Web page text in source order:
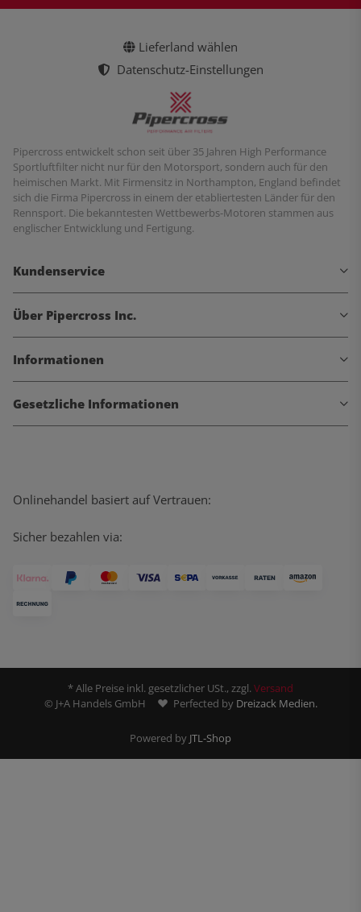
Lieferland wählen
Datenschutz-Einstellungen
Pipercross entwickelt schon seit über 35 Jahren High Performance
Sportluftfilter nicht nur für den Motorsport, sondern auch für den
heimischen Markt. Mit Firmensitz in Northampton, England befindet
sich die Firma Pipercross in einem der etabliertesten Länder für den
Rennsport. Die bekanntesten Wettbewerbs-Motoren stammen aus
englischer Entwicklung und Fertigung.
Kundenservice
Über Pipercross Inc.
Informationen
Gesetzliche Informationen
Onlinehandel basiert auf Vertrauen:
Sicher bezahlen via:
* Alle Preise inkl. gesetzlicher USt., zzgl.Versand
© J+A Handels GmbH
Perfected by Dreizack Medien.
Powered by JTL-Shop